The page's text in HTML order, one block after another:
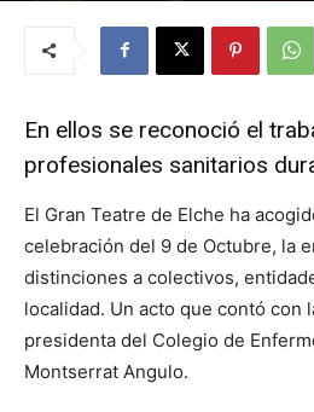
En ellos se reconoció el
profesionales sanitarios
El Gran Teatre de Elche ha
celebración del 9 de Octubre, la
distinciones a colectivos,
localidad. Un acto que contó con
presidenta del Colegio de
Montserrat Angulo.